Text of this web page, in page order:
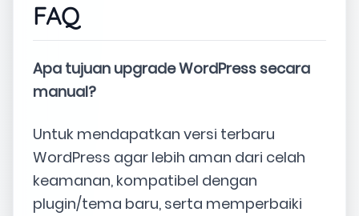
FAQ
Apa tujuan upgrade WordPress secara
manual?
Untuk mendapatkan versi terbaru
WordPress agar lebih aman dari celah
keamanan, kompatibel dengan
plugin/tema baru, serta memperbaiki